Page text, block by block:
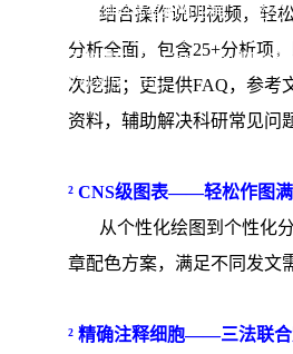
法观测的稀有细胞亚群、动态分
生物提供10X Genomics和
C双测序平台。
结合操作说明视频，轻
分析全面，包含25+分析项
次挖掘；更提供FAQ，参考
资料，辅助解决科研常见问
² CNS级图表——轻松作图满
从个性化绘图到个性化
章配色方案，满足不同发文
² 精确注释细胞——三法联